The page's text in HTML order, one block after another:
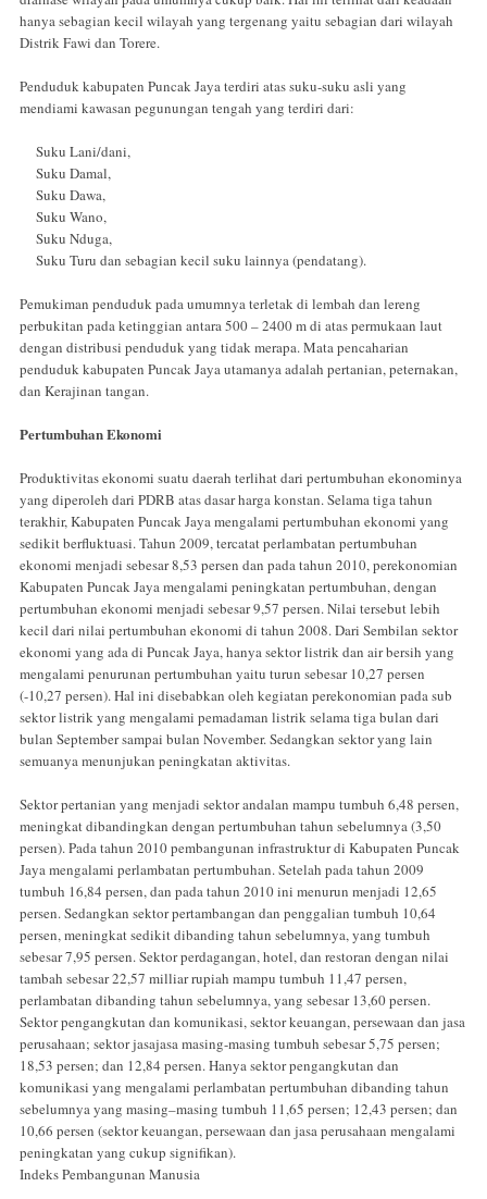
hanya sebagian kecil wilayah yang tergenang yaitu sebagian dari wilayah
Distrik Fawi dan Torere.
Penduduk kabupaten Puncak Jaya terdiri atas suku-suku asli yang
mendiami kawasan pegunungan tengah yang terdiri dari:
Suku Lani/dani,
Suku Damal,
Suku Dawa,
Suku Wano,
Suku Nduga,
Suku Turu dan sebagian kecil suku lainnya (pendatang).
Pemukiman penduduk pada umumnya terletak di lembah dan lereng
perbukitan pada ketinggian antara 500 – 2400 m di atas permukaan laut
dengan distribusi penduduk yang tidak merapa. Mata pencaharian
penduduk kabupaten Puncak Jaya utamanya adalah pertanian, peternakan,
dan Kerajinan tangan.
Pertumbuhan Ekonomi
Produktivitas ekonomi suatu daerah terlihat dari pertumbuhan ekonominya
yang diperoleh dari PDRB atas dasar harga konstan. Selama tiga tahun
terakhir, Kabupaten Puncak Jaya mengalami pertumbuhan ekonomi yang
sedikit berfluktuasi. Tahun 2009, tercatat perlambatan pertumbuhan
ekonomi menjadi sebesar 8,53 persen dan pada tahun 2010, perekonomian
Kabupaten Puncak Jaya mengalami peningkatan pertumbuhan, dengan
pertumbuhan ekonomi menjadi sebesar 9,57 persen. Nilai tersebut lebih
kecil dari nilai pertumbuhan ekonomi di tahun 2008. Dari Sembilan sektor
ekonomi yang ada di Puncak Jaya, hanya sektor listrik dan air bersih yang
mengalami penurunan pertumbuhan yaitu turun sebesar 10,27 persen
(-10,27 persen). Hal ini disebabkan oleh kegiatan perekonomian pada sub
sektor listrik yang mengalami pemadaman listrik selama tiga bulan dari
bulan September sampai bulan November. Sedangkan sektor yang lain
semuanya menunjukan peningkatan aktivitas.
Sektor pertanian yang menjadi sektor andalan mampu tumbuh 6,48 persen,
meningkat dibandingkan dengan pertumbuhan tahun sebelumnya (3,50
persen). Pada tahun 2010 pembangunan infrastruktur di Kabupaten Puncak
Jaya mengalami perlambatan pertumbuhan. Setelah pada tahun 2009
tumbuh 16,84 persen, dan pada tahun 2010 ini menurun menjadi 12,65
persen. Sedangkan sektor pertambangan dan penggalian tumbuh 10,64
persen, meningkat sedikit dibanding tahun sebelumnya, yang tumbuh
sebesar 7,95 persen. Sektor perdagangan, hotel, dan restoran dengan nilai
tambah sebesar 22,57 milliar rupiah mampu tumbuh 11,47 persen,
perlambatan dibanding tahun sebelumnya, yang sebesar 13,60 persen.
Sektor pengangkutan dan komunikasi, sektor keuangan, persewaan dan jasa
perusahaan; sektor jasajasa masing-masing tumbuh sebesar 5,75 persen;
18,53 persen; dan 12,84 persen. Hanya sektor pengangkutan dan
komunikasi yang mengalami perlambatan pertumbuhan dibanding tahun
sebelumnya yang masing–masing tumbuh 11,65 persen; 12,43 persen; dan
10,66 persen (sektor keuangan, persewaan dan jasa perusahaan mengalami
peningkatan yang cukup signifikan).
Indeks Pembangunan Manusia